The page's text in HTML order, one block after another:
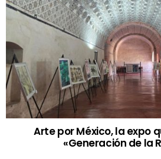
Arte por México, la expo
«Generación de la